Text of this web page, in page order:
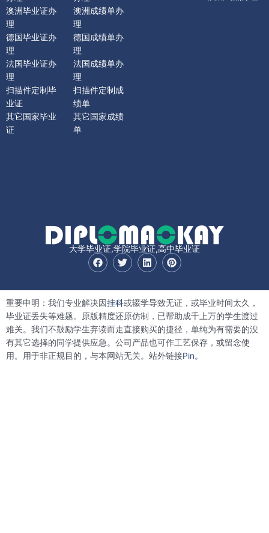
澳洲毕业证办
理
德国毕业证办
理
法国毕业证办
理
扫描件定制毕
业证
其它国家毕业
证
澳洲成绩单办
理
德国成绩单办
理
法国成绩单办
理
扫描件定制成
绩单
其它国家成绩
单
大学毕业证,学院毕业证,高中毕业证
F
a
o
o
k
T
w
t
e
r
L
i
d
i
n
P
i
r
e
s
t
重要申明：我们专业解决因挂科或辍学导致无证，或毕业时间太久，
毕业证丢失等难题。原版精度还原仿制，已帮助成千上万的学生渡过
难关。我们不鼓励学生弃读而走直接购买的捷径，单纯为有需要的没
有其它选择的同学提供应急。公司产品也可作工艺保存，或留念使
用。用于非正规目的，与本网站无关。站外链接Pin。